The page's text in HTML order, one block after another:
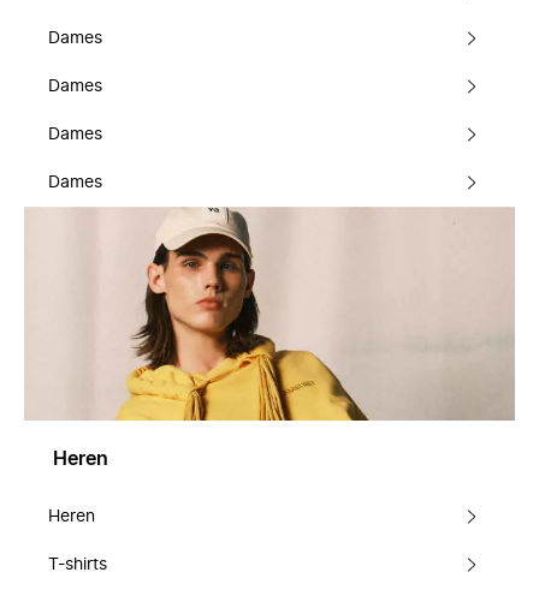
Dames
Dames
Dames
Dames
Heren
Heren
T-shirts